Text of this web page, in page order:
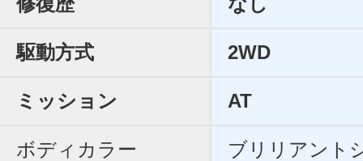
駆動方式 2WD
ミッション AT
ボディカラー ブリリアント